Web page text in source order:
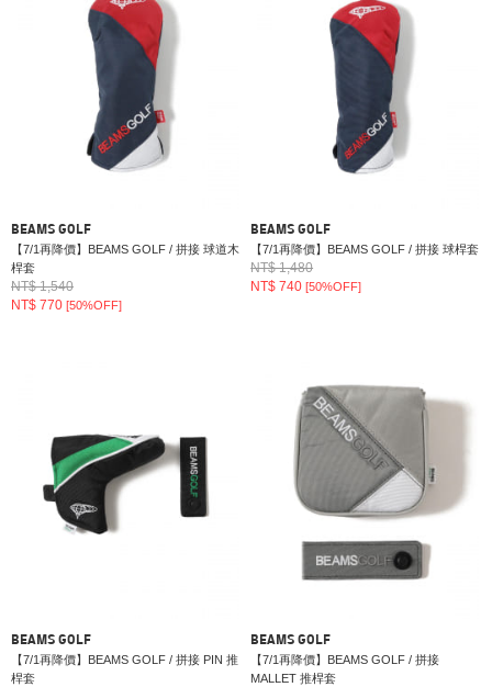
BEAMS GOLF
【7/1再降價】BEAMS GOLF / 拼接 球道木
桿套
NT$ 1,540
NT$ 770 [50%OFF]
BEAMS GOLF
【7/1再降價】BEAMS GOLF / 拼接 球桿套
NT$ 1,480
NT$ 740[50%OFF]
BEAMS GOLF
【7/1再降價】BEAMS GOLF / 拼接 PIN 推
桿套
BEAMS GOLF
【7/1再降價】BEAMS GOLF / 拼接
MALLET 推桿套